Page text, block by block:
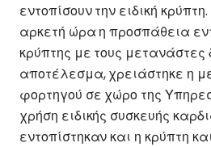
εντοπίσουν την ειδική
αρκετή ώρα η προσπάθεια
κρύπτης με τους
αποτέλεσμα, χρειάστηκε η
φορτηγού σε χώρο της
χρήση ειδικής συσκευής
εντοπίστηκαν και η κρύπτη